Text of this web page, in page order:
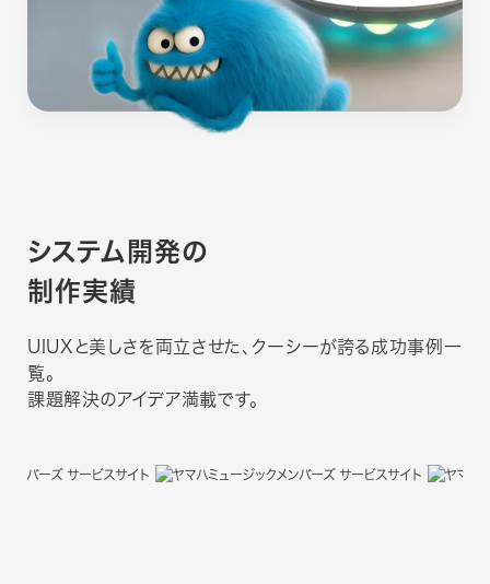
システム開発の
制作実績
UIUXと美しさを両立させた、クーシーが誇る成功事例一
覧。
課題解決のアイデア満載です。